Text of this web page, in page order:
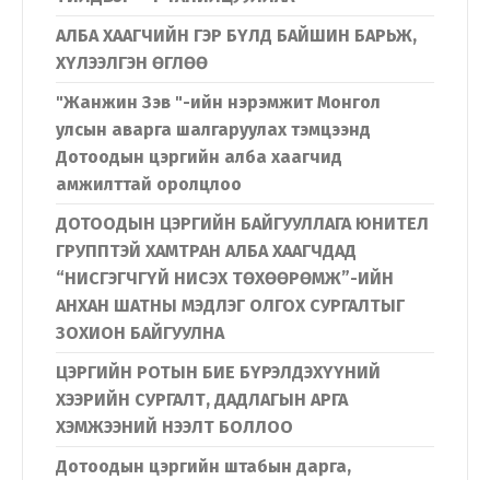
АЛБА ХААГЧИЙН ГЭР БҮЛД БАЙШИН БАРЬЖ,
ХҮЛЭЭЛГЭН ӨГЛӨӨ
"Жанжин Зэв "-ийн нэрэмжит Монгол
улсын аварга шалгаруулах тэмцээнд
Дотоодын цэргийн алба хаагчид
амжилттай оролцлоо
ДОТООДЫН ЦЭРГИЙН БАЙГУУЛЛАГА ЮНИТЕЛ
ГРУППТЭЙ ХАМТРАН АЛБА ХААГЧДАД
“НИСГЭГЧГҮЙ НИСЭХ ТӨХӨӨРӨМЖ”-ИЙН
АНХАН ШАТНЫ МЭДЛЭГ ОЛГОХ СУРГАЛТЫГ
ЗОХИОН БАЙГУУЛНА
ЦЭРГИЙН РОТЫН БИЕ БҮРЭЛДЭХҮҮНИЙ
ХЭЭРИЙН СУРГАЛТ, ДАДЛАГЫН АРГА
ХЭМЖЭЭНИЙ НЭЭЛТ БОЛЛОО
Дотоодын цэргийн штабын дарга,
Монгол English